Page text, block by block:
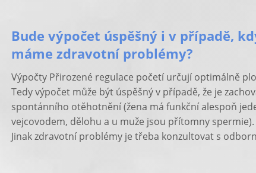
Bude výpočet úspěšný i v případě,
máme zdravotní problémy?
Výpočty Přirozené regulace početí určují optimálně
Tedy výpočet může být úspěšný v případě, že je
spontánního otěhotnění (žena má funkční alespoň
vejcovodem, dělohu a u muže jsou přítomny spermie).
Jinak zdravotní problémy je třeba konzultovat s